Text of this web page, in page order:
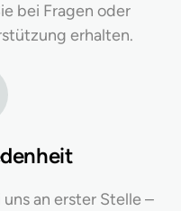
bei Fragen oder
erhalten.
an erster Stelle –